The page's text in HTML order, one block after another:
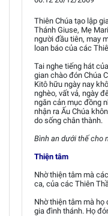
Thiên Chúa tạo lập
Thánh Giuse, Mẹ
người đầu tiên, may
loan báo của các
Tai nghe tiếng hát
gian chào đón Chúa
Kitô hữu ngày nay
nghèo, vất vả, ngày
ngăn cản mục đồng
nhận ra Ấu Chúa
do sống chân thành.
Bình an dưới thế cho
Thiện tâm
Nhờ thiện tâm mà
ca, của các Thiên
Nhờ thiện tâm mà
gia đình thánh. Họ